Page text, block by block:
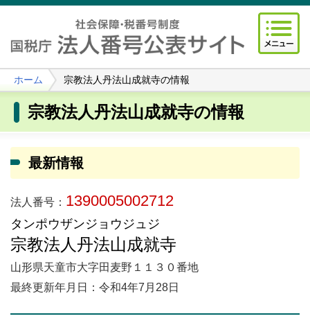
ホーム 宗教法人丹法山成就寺の情報
宗教法人丹法山成就寺の情報
最新情報
法人番号： 1390005002712
タンポウザンジョウジュジ
宗教法人丹法山成就寺
山形県天童市大字田麦野１１３０番地
最終更新年月日：令和4年7月28日